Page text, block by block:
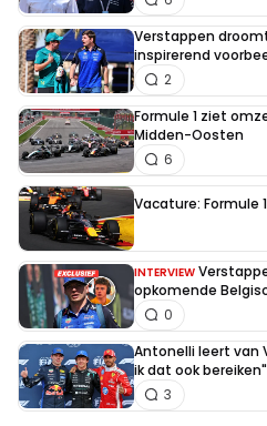
Verstappen
inspirerend
2
Formule 1 ziet
Midden-Oosten
6
Vacature: Formule
INTERVIEW
opkomende
0
Antonelli leert van
ik dat ook bereiken"
3